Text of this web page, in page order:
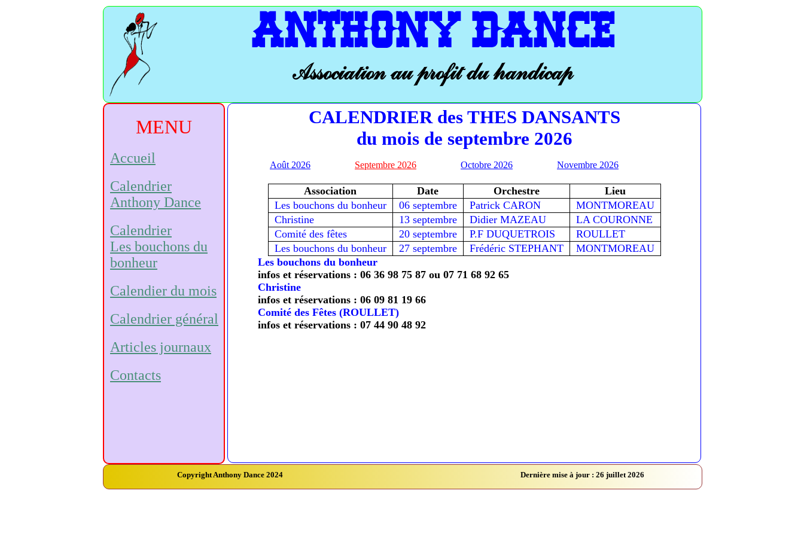
ANTHONY DANCE
Association au profit du handicap
MENU
Accueil
Calendrier
Anthony Dance
Calendrier
Les bouchons du
bonheur
Calendier du mois
Calendrier général
Articles journaux
Contacts
CALENDRIER des THES DANSANTS
du mois de septembre 2026
Août 2026 Septembre 2026 Octobre 2026 Novembre 2026
Association Date Orchestre
Lieu
Les bouchons du bonheur
06 septembre Patrick CARON
MONTMOREAU
Christine
13 septembre Didier MAZEAU
LA COURONNE
Comité des fêtes
20 septembre P.F DUQUETROIS
ROULLET
Les bouchons du bonheur
27 septembre Frédéric STEPHANT
MONTMOREAU
Les bouchons du bonheur
infos et réservations : 06 36 98 75 87 ou 07 71 68 92 65
Christine
infos et réservations : 06 09 81 19 66
Comité des Fêtes (ROULLET)
infos et réservations : 07 44 90 48 92
Copyright Anthony Dance 2024 Dernière mise à jour : 26 juillet 2026